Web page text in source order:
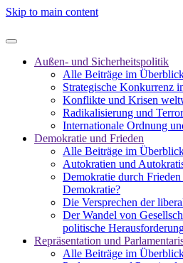
Skip to main content
Außen- und Sicherheitspolitik
Alle Beiträge im
Strategische Konkurrenz
Konflikte und Krisen
Radikalisierung und
Internationale Ordnung
Demokratie und Frieden
Alle Beiträge im
Autokratien und
Demokratie durch
Demokratie?
Die Versprechen der
Der Wandel von
politische
Repräsentation und
Alle Beiträge im